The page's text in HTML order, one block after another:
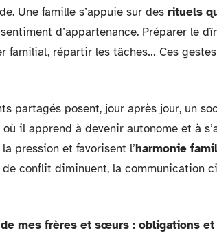
Une famille s’appuie sur des rituels
d’appartenance. Préparer le
familial, répartir les tâches… Ces
partagés posent, jour après jour, un
où il apprend à devenir autonome et à
pression et favorisent l’harmonie
conflit diminuent, la communication
mes frères et sœurs : obligations